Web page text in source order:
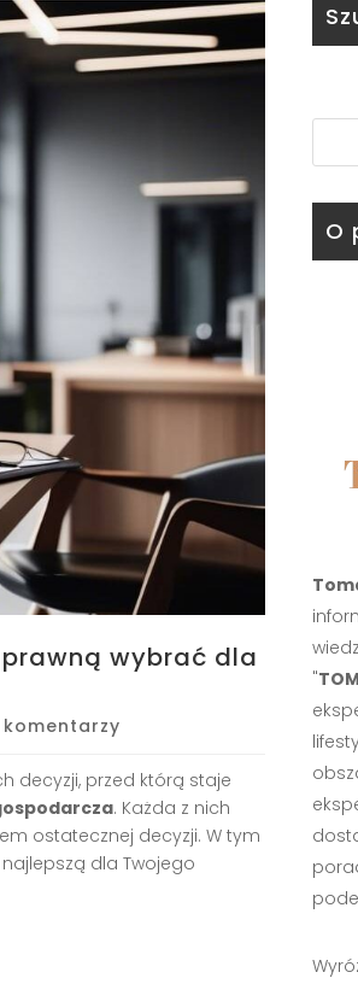
wybrać dla
komentarzy
decyzji, przed którą staje
. Każda z nich
ostatecznej decyzji. W tym
dla Twojego
O
"